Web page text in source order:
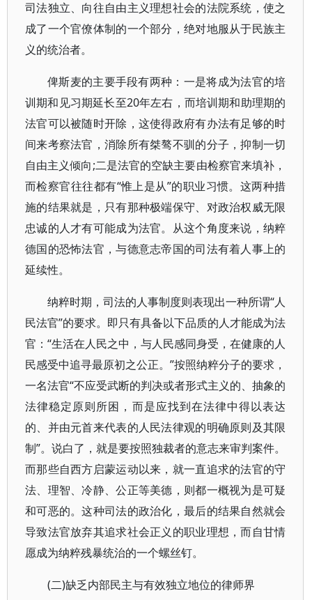
司法独立、向往自由主义理想社会的法院系统，使之
成了一个官僚体制的一个部分，绝对地服从于民族主
义的统治者。
俾斯麦的主要手段有两种：一是将成为法官的培
训期和见习期延长至20年左右，而培训期和助理期的
法官可以被随时开除，这使得政府有办法有足够的时
间来考察法官，消除所有桀骜不驯的分子，抑制一切
自由主义倾向;二是法官的空缺主要由检察官来填补，
而检察官往往都有“惟上是从”的职业习惯。这两种措
施的结果就是，只有那种极端保守、对政治权威无限
忠诚的人才有可能成为法官。从这个角度来说，纳粹
德国的恐怖法官，与德意志帝国的司法有着人事上的
延续性。
纳粹时期，司法的人事制度则表现出一种所谓“人
民法官”的要求。即只有具备以下品质的人才能成为法
官：“生活在人民之中，与人民感同身受，在健康的人
民感受中追寻最原初之公正。”按照纳粹分子的要求，
一名法官“不应受武断的判决或者形式主义的、抽象的
法律稳定原则所困，而是应找到在法律中得以表达
的、并由元首来代表的人民法律观的明确原则及其限
制”。说白了，就是要按照独裁者的意志来审判案件。
而那些自西方启蒙运动以来，就一直追求的法官的守
法、理智、冷静、公正等美德，则都一概视为是可疑
和可恶的。这种司法的政治化，最后的结果自然就会
导致法官放弃其追求社会正义的职业理想，而自甘情
愿成为纳粹残暴统治的一个螺丝钉。
(二)缺乏内部民主与有效独立地位的律师界